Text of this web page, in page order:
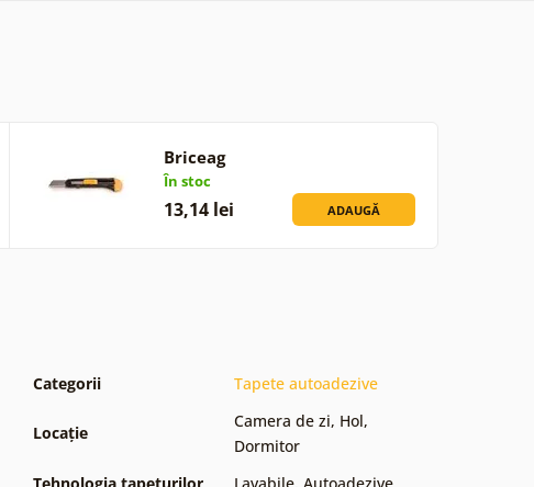
Briceag
În stoc
13,14 lei ADAUGĂ
Categorii Tapete autoadezive
Locație
Camera de zi, Hol,
Dormitor